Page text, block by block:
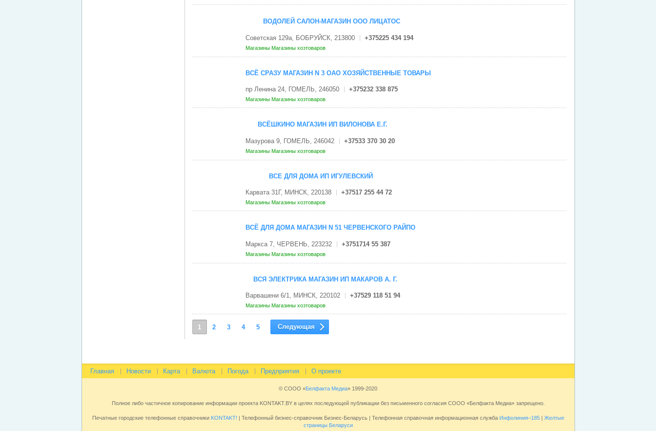
ВОДОЛЕЙ САЛОН-МАГАЗИН ООО ЛИЦАТОС
Советская 129а, БОБРУЙСК, 213800 +375225 434 194
Магазины Магазины хозтоваров
ВСЁ СРАЗУ МАГАЗИН N 3 ОАО ХОЗЯЙСТВЕННЫЕ ТОВАРЫ
пр Ленина 24, ГОМЕЛЬ, 246050 +375232 338 875
Магазины Магазины хозтоваров
ВСЁШКИНО МАГАЗИН ИП ВИЛОНОВА Е.Г.
Мазурова 9, ГОМЕЛЬ, 246042 +37533 370 30 20
Магазины Магазины хозтоваров
ВСЕ ДЛЯ ДОМА ИП ИГУЛЕВСКИЙ
Карвата 31Г, МИНСК, 220138 +37517 255 44 72
Магазины Магазины хозтоваров
ВСЁ ДЛЯ ДОМА МАГАЗИН N 51 ЧЕРВЕНСКОГО РАЙПО
Маркса 7, ЧЕРВЕНЬ, 223232 +3751714 55 387
Магазины Магазины хозтоваров
ВСЯ ЭЛЕКТРИКА МАГАЗИН ИП МАКАРОВ А. Г.
Варвашени 6/1, МИНСК, 220102 +37529 118 51 94
Магазины Магазины хозтоваров
1 2 3 4 5 Следующая
Главная Новости Карта Валюта Погода Предприятия О проекте
© СООО «Белфакта Медиа» 1999-2020
Полное либо частичное копирование информации проекта KONTAKT.BY в целях последующей публикации без письменного согласия СООО «Белфакта Медиа» запрещено.
Печатные городские телефонные справочникиKONTAKT! | Телефонный бизнес-справочник Бизнес-Беларусь | Телефонная справочная информационная служба Инфолиния–185| Желтые
страницы Беларуси